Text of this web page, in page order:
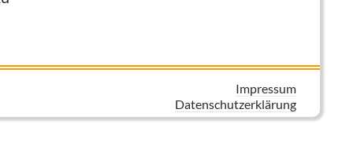
Impressum
Datenschutzerklärung